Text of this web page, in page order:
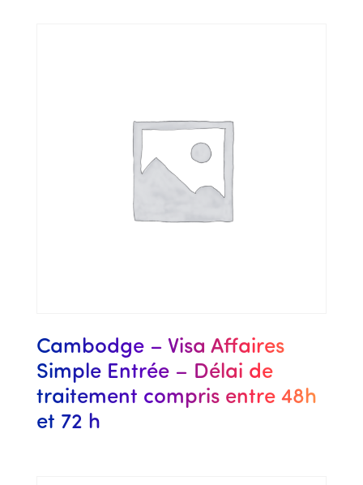
Cambodge – Visa Affaires
Simple Entrée – Délai de
traitement compris entre 48h
et 72 h